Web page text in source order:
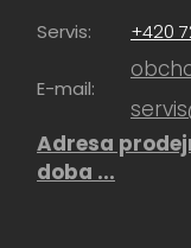
Servis: +420
E-mail:
Adresa
doba ...